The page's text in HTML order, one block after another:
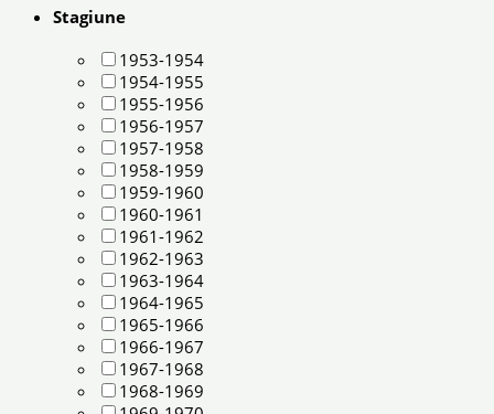
Stagiune
1953-1954
1954-1955
1955-1956
1956-1957
1957-1958
1958-1959
1959-1960
1960-1961
1961-1962
1962-1963
1963-1964
1964-1965
1965-1966
1966-1967
1967-1968
1968-1969